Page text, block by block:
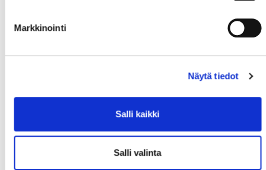
Markkinointi
Näytä tiedot
Salli kaikki
Salli valinta